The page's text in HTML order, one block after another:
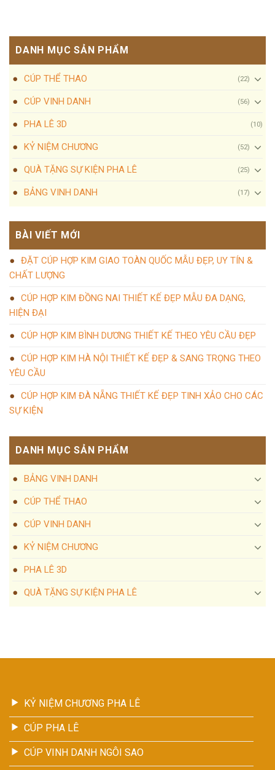
DANH MỤC SẢN PHẨM
CÚP THỂ THAO (22)
CÚP VINH DANH (56)
PHA LÊ 3D (10)
KỶ NIỆM CHƯƠNG (52)
QUÀ TẶNG SỰ KIỆN PHA LÊ (25)
BẢNG VINH DANH (17)
BÀI VIẾT MỚI
ĐẶT CÚP HỢP KIM GIAO TOÀN QUỐC MẪU ĐẸP, UY TÍN &
CHẤT LƯỢNG
CÚP HỢP KIM ĐỒNG NAI THIẾT KẾ ĐẸP MẪU ĐA DẠNG,
HIỆN ĐẠI
CÚP HỢP KIM BÌNH DƯƠNG THIẾT KẾ THEO YÊU CẦU ĐẸP
CÚP HỢP KIM HÀ NỘI THIẾT KẾ ĐẸP & SANG TRỌNG THEO
YÊU CẦU
CÚP HỢP KIM ĐÀ NẴNG THIẾT KẾ ĐẸP TINH XẢO CHO CÁC
SỰ KIỆN
DANH MỤC SẢN PHẨM
BẢNG VINH DANH
CÚP THỂ THAO
CÚP VINH DANH
KỶ NIỆM CHƯƠNG
PHA LÊ 3D
QUÀ TẶNG SỰ KIỆN PHA LÊ
KỶ NIỆM CHƯƠNG PHA LÊ
CÚP PHA LÊ
CÚP VINH DANH NGÔI SAO